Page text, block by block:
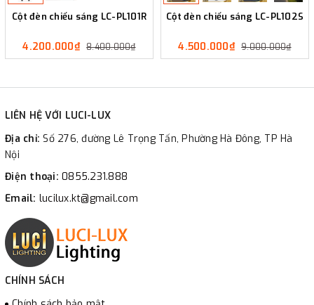
Cột đèn chiếu sáng LC-PL101R
4.200.000₫ 8.400.000₫
Cột đèn chiếu sáng LC-PL102S
4.500.000₫ 9.000.000₫
LIÊN HỆ VỚI LUCI-LUX
Địa chỉ:Số 276, đường Lê Trọng Tấn, Phường Hà Đông, TP Hà
Nội
Điện thoại: 0855.231.888
Email: lucilux.kt@gmail.com
CHÍNH SÁCH